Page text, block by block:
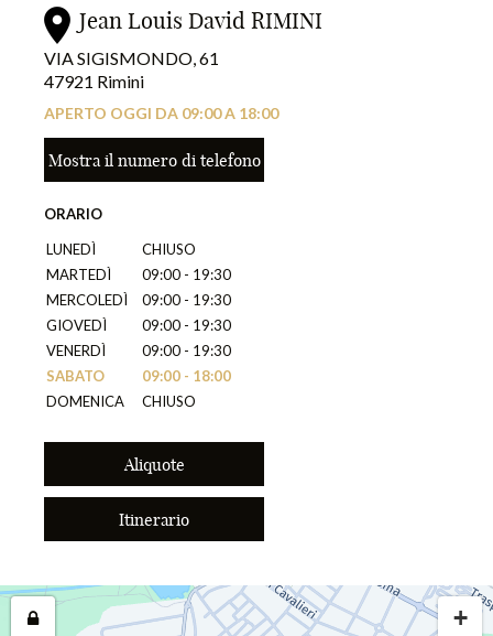
Jean Louis David RIMINI
VIA SIGISMONDO, 61
47921 Rimini
APERTO OGGI DA 09:00 A 18:00
Mostra il numero di telefono
ORARIO
LUNEDÌ
CHIUSO
MARTEDÌ
09:00 - 19:30
MERCOLEDÌ
09:00 - 19:30
GIOVEDÌ
09:00 - 19:30
VENERDÌ
09:00 - 19:30
SABATO
09:00 - 18:00
DOMENICA
CHIUSO
Aliquote
Itinerario
+